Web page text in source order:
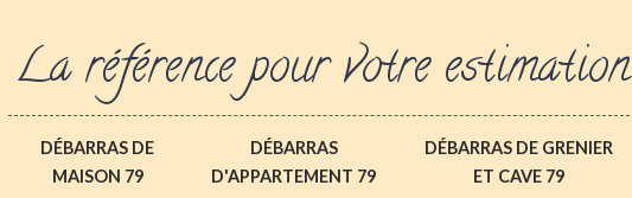
La référence pour votre estimation
DÉBARRAS DE
MAISON 79
DÉBARRAS
D'APPARTEMENT 79
DÉBARRAS DE GRENIER
ET CAVE 79